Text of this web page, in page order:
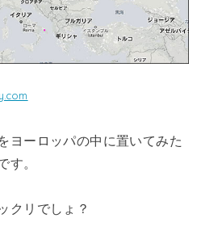
ヨーロッパの中に置いてみた
す。
クリでしょ？